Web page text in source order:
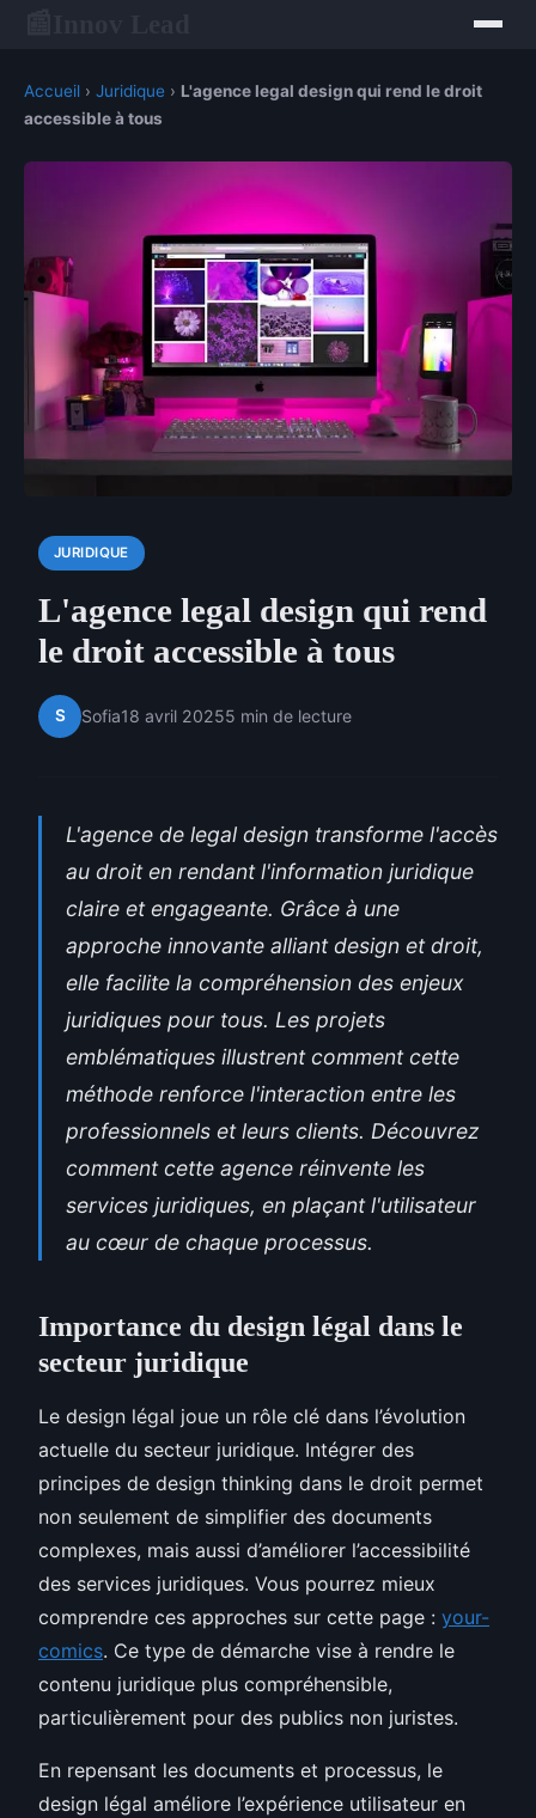
Accueil › Juridique › L'agence legal design qui rend le droit
accessible à tous
JURIDIQUE
L'agence legal design qui rend
le droit accessible à tous
S Sofia18 avril 20255 min de lecture
L'agence de legal design transforme l'accès
au droit en rendant l'information juridique
claire et engageante. Grâce à une
approche innovante alliant design et droit,
elle facilite la compréhension des enjeux
juridiques pour tous. Les projets
emblématiques illustrent comment cette
méthode renforce l'interaction entre les
professionnels et leurs clients. Découvrez
comment cette agence réinvente les
services juridiques, en plaçant l'utilisateur
au cœur de chaque processus.
Importance du design légal dans le
secteur juridique
Le design légal joue un rôle clé dans l’évolution
actuelle du secteur juridique. Intégrer des
principes de design thinking dans le droit permet
non seulement de simplifier des documents
complexes, mais aussi d’améliorer l’accessibilité
des services juridiques. Vous pourrez mieux
comprendre ces approches sur cette page : your-
comics. Ce type de démarche vise à rendre le
contenu juridique plus compréhensible,
particulièrement pour des publics non juristes.
En repensant les documents et processus, le
design légal améliore l’expérience utilisateur en